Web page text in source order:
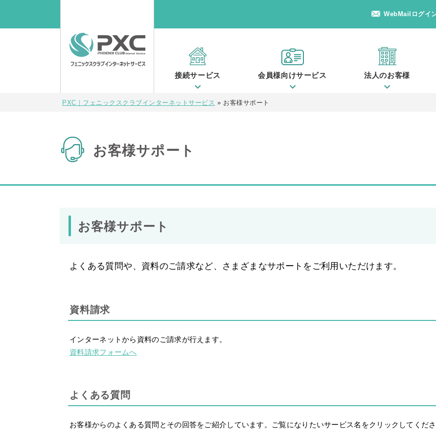
接続サービス 会員様向けサービス 法人のお客様
WebMailログイ
PXC｜フェニックスクラブインターネットサービス » お客様サポート
お客様サポート
お客様サポート
よくある質問や、資料のご請求など、さまざまなサポートをご利用いただけます。
資料請求
インターネットから資料のご請求が行えます。
資料請求フォームへ
よくある質問
お客様からのよくある質問とその回答をご紹介しています。ご覧になりたいサービス名をクリックしてくださ